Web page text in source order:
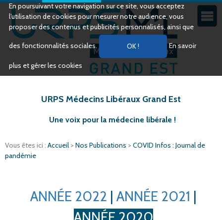
En poursuivant votre navigation sur ce site, vous acceptez
l’utilisation de cookies pour mesurer notre audience, vous
proposer des contenus et publicités personnalisés, ainsi que
des fonctionnalités sociales. En savoir
plus et gérer les cookies
URPS Médecins Libéraux Grand Est
Une voix pour la médecine libérale !
Vous êtes ici : Accueil > Nos Publications > COVID Infos : Journal de
pandémie
ANNÉE 2022 | ANNÉE 2021 |